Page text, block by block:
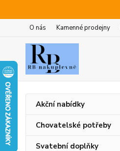
O nás Kamenné prodejny
Akční nabídky
Chovatelské potřeby
Svatební doplňky